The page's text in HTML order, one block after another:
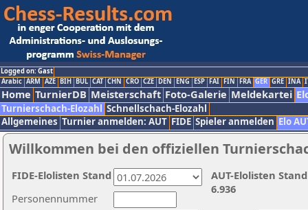
Logged on: Gast
Arabic ARM AZE BIH BUL CAT CHN CRO CZE DEN ENG ESP FAI FIN FRA GER GRE INA
Home TurnierDB Meisterschaft Foto-Galerie Meldekartei
Turnierschach-Elozahl Schnellschach-Elozahl
Allgemeines Turnier anmelden: AUT FIDE Spieler anmelden Elo
Willkommen bei den offiziellen
Personennummer
AUT-Elolisten
6.936
FIDE-Elolisten Stand